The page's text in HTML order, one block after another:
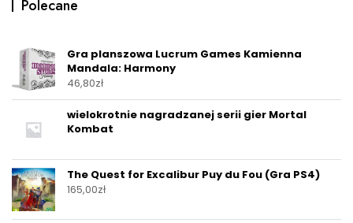
Polecane
Gra planszowa Lucrum Games Kamienna
Mandala: Harmony
46,80zł
wielokrotnie nagradzanej serii gier Mortal
Kombat
The Quest for Excalibur Puy du Fou (Gra PS4)
165,00zł